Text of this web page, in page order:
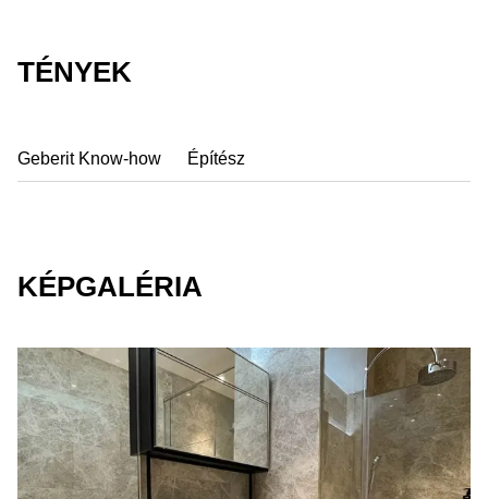
TÉNYEK
Geberit Know-how Építész
KÉPGALÉRIA